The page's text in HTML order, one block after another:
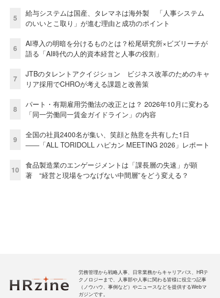
5
給与システムは国産、タレマネは海外製 「人事システム
のいいとこ取り」が進む理由と成功のポイント
6
AI導入の明暗を分けるものとは？松尾研究所×ビズリーチが
語る「AI時代の人的資本経営と人事の役割」
7
JTBのタレントアクイジション ビジネス改革のためのキャ
リア採用でCHROが考える課題と改善策
8
パート・有期雇用労働法の改正とは？ 2026年10月に変わる
「同一労働同一賃金ガイドライン」の内容
9
全国の社員2400名が集い、笑顔と熱意を共有した1日
――「ALL TORIDOLL ハピカン MEETING 2026」レポート
10
食品製造業のエンゲージメントは「課長層の失速」が顕
著 “経営と現場をつなげない中間層”をどう変える？
労務管理から戦略人事、日常業務からキャリアパス、HRテ
クノロジーまで、人事部や人事に関わる皆様に役立つ記事
（ノウハウ、事例など）やニュースなどを提供するWebマ
ガジンです。